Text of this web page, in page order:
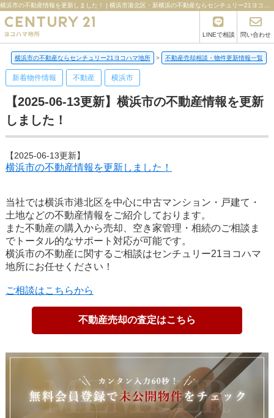
LINEで相談 問い合わせ
横浜市の不動産ならセンチュリー21ヨコハマ地所 > 不動産売却相談・物件更新情報一覧
新着物件情報 不動産 横浜市
【2025-06-13更新】横浜市の不動産情報を更新
しました！
【2025-06-13更新】
横浜市の不動産情報を更新しました！
当社では横浜市港北区を中心に中古マンション・戸建て・
土地などの不動産情報をご紹介しております。
また不動産の購入から売却、空き家管理・相続のご相談ま
でトータル的なサポート対応が可能です。
横浜市の不動産に関するご相談はセンチュリー21ヨコハマ
地所にお任せください！
ご相談はこちらから
不動産売却の査定はこちら